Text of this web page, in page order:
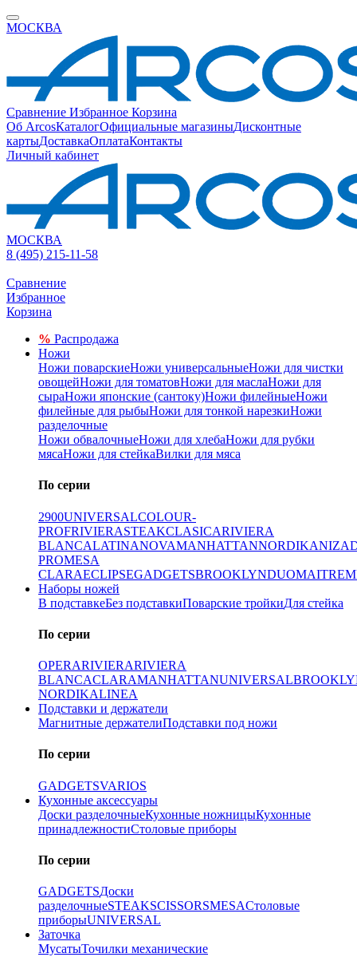
МОСКВА
Сравнение Избранное Корзина
Об ArcosКаталогОфициальные магазиныДисконтные
картыДоставкаОплатаКонтакты
Личный кабинет
МОСКВА
8 (495) 215-11-58
Сравнение
Избранное
Корзина
% Распродажа
Ножи
Ножи поварскиеНожи универсальныеНожи для чистки
овощейНожи для томатовНожи для маслаНожи для
сыраНожи японские (сантоку)Ножи филейныеНожи
филейные для рыбыНожи для тонкой нарезкиНожи
разделочные
Ножи обвалочныеНожи для хлебаНожи для рубки
мясаНожи для стейкаВилки для мяса
По серии
2900UNIVERSALCOLOUR-
PROFRIVIERASTEAKCLASICARIVIERA
BLANCALATINANOVAMANHATTANNORDIKANIZA
PROMESA
CLARAECLIPSEGADGETSBROOKLYNDUOMAITRE
Наборы ножей
В подставкеБез подставкиПоварские тройкиДля стейка
По серии
OPERARIVIERARIVIERA
BLANCACLARAMANHATTANUNIVERSAL
NORDIKALINEA
Подставки и держатели
Магнитные держателиПодставки под ножи
По серии
GADGETSVARIOS
Кухонные аксессуары
Доски разделочныеКухонные ножницыКухонные
принадлежностиСтоловые приборы
По серии
GADGETSДоски
разделочныеSTEAKSCISSORSMESAСтоловые
приборыUNIVERSAL
Заточка
МусатыТочилки механические